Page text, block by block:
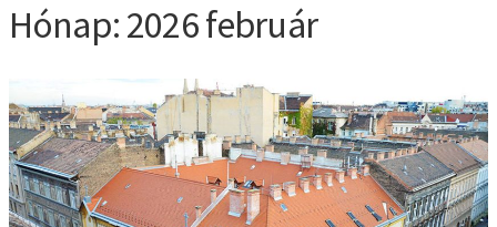
Hónap:2026 február